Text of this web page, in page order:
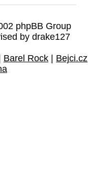
phpBB Group
by drake127
Barel Rock
Bejci.cz